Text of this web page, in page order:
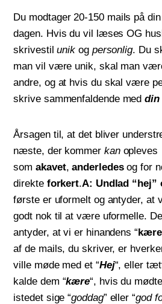
Du modtager 20-150 mails på
dagen. Hvis du vil læses OG
skrivestilunik og personlig. Du
man vil være unik, skal man
andre, og at hvis du skal være
skrive sammenfaldende meddin
Årsagen til, at det bliver
næste, der kommer kanopleves
somakavet,anderledesog for
direkte forkert.A: Undlad “hej”
første er uformelt og antyder, at
godt nok til at være uformelle.
antyder, at vi er hinandens “kære
af de mails, du skriver, er
ville møde med et “Hej“, eller
kalde dem “kære“, hvis du
istedet sige “goddag” eller “god